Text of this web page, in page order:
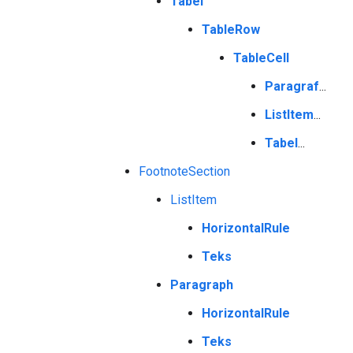
TableRow
TableCell
Paragraf...
ListItem...
Tabel...
FootnoteSection
ListItem
HorizontalRule
Teks
Paragraph
HorizontalRule
Teks